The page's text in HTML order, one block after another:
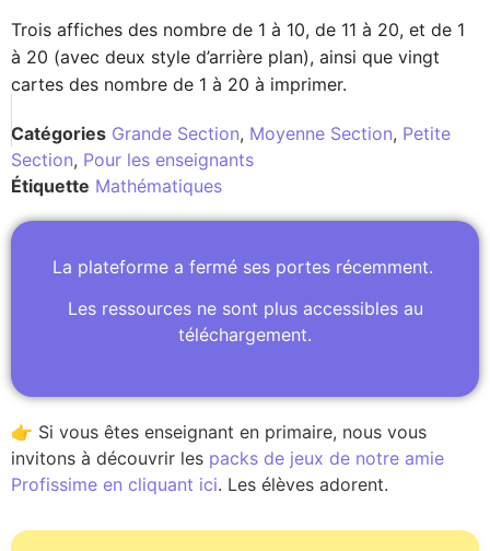
Trois affiches des nombre de 1 à 10, de 11 à 20, et de 1
à 20 (avec deux style d’arrière plan), ainsi que vingt
cartes des nombre de 1 à 20 à imprimer.
Catégories Grande Section, Moyenne Section, Petite
Section, Pour les enseignants
Étiquette Mathématiques
La plateforme a fermé ses portes récemment.
Les ressources ne sont plus accessibles au
téléchargement.
👉 Si vous êtes enseignant en primaire, nous vous
invitons à découvrir les packs de jeux de notre amie
Profissime en cliquant ici. Les élèves adorent.